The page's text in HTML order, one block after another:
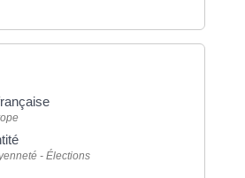
- Élections